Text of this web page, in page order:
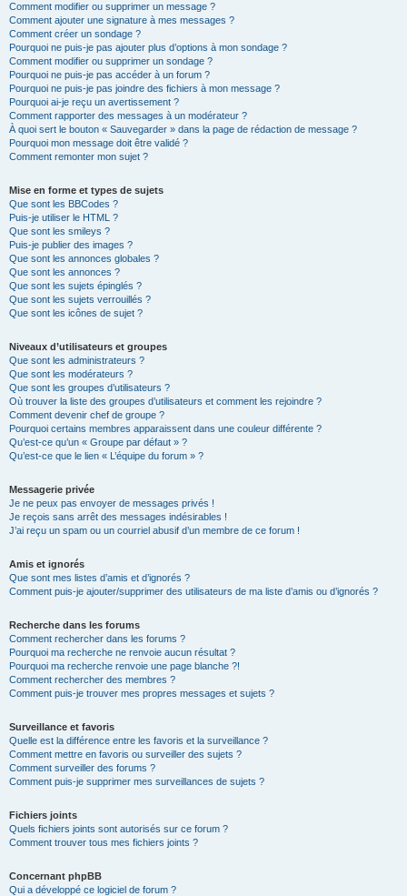
Comment modifier ou supprimer un message ?
Comment ajouter une signature à mes messages ?
Comment créer un sondage ?
Pourquoi ne puis-je pas ajouter plus d’options à mon sondage ?
Comment modifier ou supprimer un sondage ?
Pourquoi ne puis-je pas accéder à un forum ?
Pourquoi ne puis-je pas joindre des fichiers à mon message ?
Pourquoi ai-je reçu un avertissement ?
Comment rapporter des messages à un modérateur ?
À quoi sert le bouton « Sauvegarder » dans la page de rédaction de message ?
Pourquoi mon message doit être validé ?
Comment remonter mon sujet ?
Mise en forme et types de sujets
Que sont les BBCodes ?
Puis-je utiliser le HTML ?
Que sont les smileys ?
Puis-je publier des images ?
Que sont les annonces globales ?
Que sont les annonces ?
Que sont les sujets épinglés ?
Que sont les sujets verrouillés ?
Que sont les icônes de sujet ?
Niveaux d’utilisateurs et groupes
Que sont les administrateurs ?
Que sont les modérateurs ?
Que sont les groupes d’utilisateurs ?
Où trouver la liste des groupes d’utilisateurs et comment les rejoindre ?
Comment devenir chef de groupe ?
Pourquoi certains membres apparaissent dans une couleur différente ?
Qu’est-ce qu’un « Groupe par défaut » ?
Qu’est-ce que le lien « L’équipe du forum » ?
Messagerie privée
Je ne peux pas envoyer de messages privés !
Je reçois sans arrêt des messages indésirables !
J’ai reçu un spam ou un courriel abusif d’un membre de ce forum !
Amis et ignorés
Que sont mes listes d’amis et d’ignorés ?
Comment puis-je ajouter/supprimer des utilisateurs de ma liste d’amis ou d’ignorés ?
Recherche dans les forums
Comment rechercher dans les forums ?
Pourquoi ma recherche ne renvoie aucun résultat ?
Pourquoi ma recherche renvoie une page blanche ?!
Comment rechercher des membres ?
Comment puis-je trouver mes propres messages et sujets ?
Surveillance et favoris
Quelle est la différence entre les favoris et la surveillance ?
Comment mettre en favoris ou surveiller des sujets ?
Comment surveiller des forums ?
Comment puis-je supprimer mes surveillances de sujets ?
Fichiers joints
Quels fichiers joints sont autorisés sur ce forum ?
Comment trouver tous mes fichiers joints ?
Concernant phpBB
Qui a développé ce logiciel de forum ?